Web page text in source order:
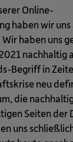
Online-
haben wir
haben uns
nachhaltig
Begriff in
neu
die
Seiten der
uns